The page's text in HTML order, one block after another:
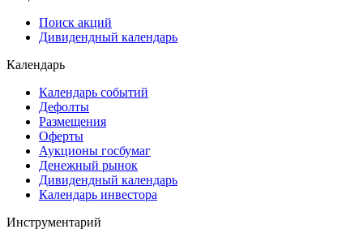
Поиск акций
Дивидендный календарь
Календарь
Календарь событий
Дефолты
Размещения
Оферты
Аукционы госбумаг
Денежный рынок
Дивидендный календарь
Календарь инвестора
Инструментарий